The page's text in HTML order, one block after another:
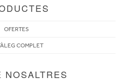
OFERTES
COMPLET
NOSALTRES